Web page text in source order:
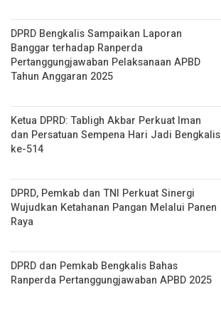
DPRD Bengkalis Sampaikan Laporan
Banggar terhadap Ranperda
Pertanggungjawaban Pelaksanaan APBD
Tahun Anggaran 2025
Ketua DPRD: Tabligh Akbar Perkuat Iman
dan Persatuan Sempena Hari Jadi Bengkalis
ke-514
DPRD, Pemkab dan TNI Perkuat Sinergi
Wujudkan Ketahanan Pangan Melalui Panen
Raya
DPRD dan Pemkab Bengkalis Bahas
Ranperda Pertanggungjawaban APBD 2025